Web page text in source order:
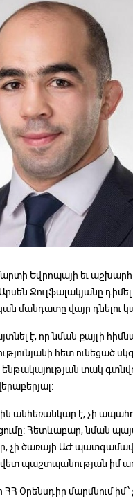
Եվրոպայի եւ
Ջուլֆալակյանը
մանդատը վայր դնելու
է, որ նման քայլի
հետ ունեցած
ենթակայության տակ
անհեռանկար է, չի
Հետևաբար, նման
չի ծառայի ԱԺ
պաշտպանության իմ
Օրենսդիր մարմնում